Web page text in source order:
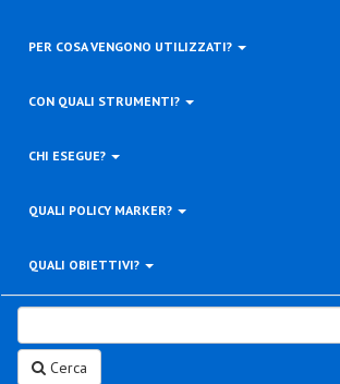
PER COSA VENGONO UTILIZZATI?
CON QUALI STRUMENTI?
CHI ESEGUE?
QUALI POLICY MARKER?
QUALI OBIETTIVI?
Cerca